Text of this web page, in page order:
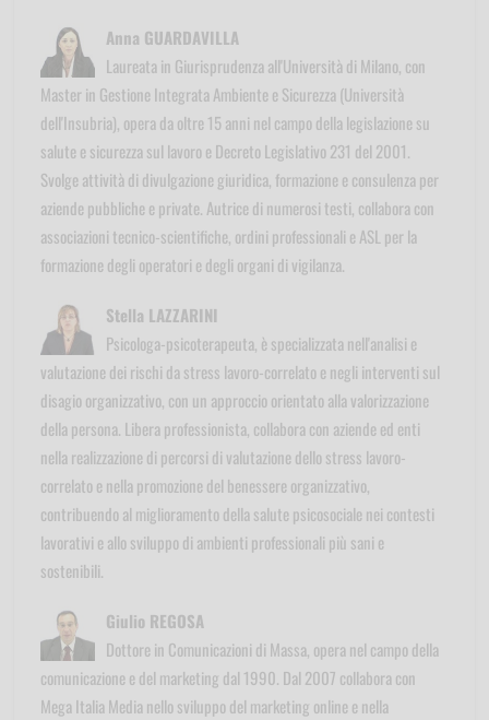
Anna GUARDAVILLA
Laureata in Giurisprudenza all'Università di Milano, con
Master in Gestione Integrata Ambiente e Sicurezza (Università
dell'Insubria), opera da oltre 15 anni nel campo della legislazione su
salute e sicurezza sul lavoro e Decreto Legislativo 231 del 2001.
Svolge attività di divulgazione giuridica, formazione e consulenza per
aziende pubbliche e private. Autrice di numerosi testi, collabora con
associazioni tecnico-scientifiche, ordini professionali e ASL per la
formazione degli operatori e degli organi di vigilanza.
Stella LAZZARINI
Psicologa-psicoterapeuta, è specializzata nell'analisi e
valutazione dei rischi da stress lavoro-correlato e negli interventi sul
disagio organizzativo, con un approccio orientato alla valorizzazione
della persona. Libera professionista, collabora con aziende ed enti
nella realizzazione di percorsi di valutazione dello stress lavoro-
correlato e nella promozione del benessere organizzativo,
contribuendo al miglioramento della salute psicosociale nei contesti
lavorativi e allo sviluppo di ambienti professionali più sani e
sostenibili.
Giulio REGOSA
Dottore in Comunicazioni di Massa, opera nel campo della
comunicazione e del marketing dal 1990. Dal 2007 collabora con
Mega Italia Media nello sviluppo del marketing online e nella